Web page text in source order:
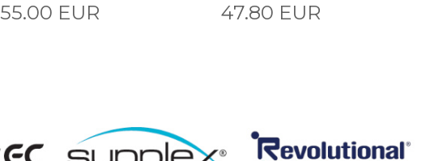
55.00 EUR 47.80 EUR